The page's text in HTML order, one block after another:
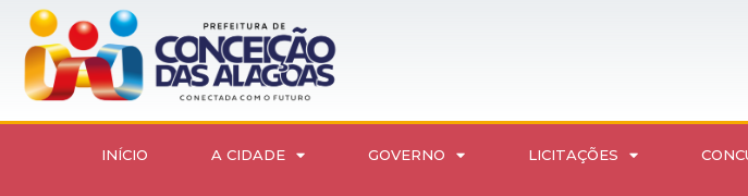
INÍCIO A CIDADE GOVERNO LICITAÇÕES